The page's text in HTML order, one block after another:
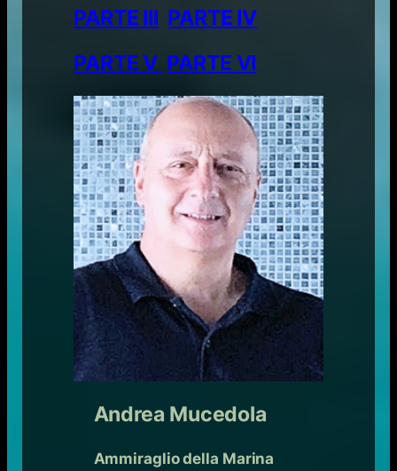
PARTE III PARTE IV
PARTE V PARTE VI
Andrea Mucedola
Ammiraglio della Marina